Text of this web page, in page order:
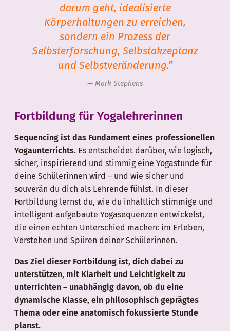
darum geht, idealisierte
Körperhaltungen zu erreichen,
sondern ein Prozess der
Selbsterforschung, Selbstakzeptanz
und Selbstveränderung.”
Mark Stephens
Fortbildung für Yogalehrerinnen
Sequencing ist das Fundament eines professionellen
Yogaunterrichts. Es entscheidet darüber, wie logisch,
sicher, inspirierend und stimmig eine Yogastunde für
deine Schülerinnen wird – und wie sicher und
souverän du dich als Lehrende fühlst. In dieser
Fortbildung lernst du, wie du inhaltlich stimmige und
intelligent aufgebaute Yogasequenzen entwickelst,
die einen echten Unterschied machen: im Erleben,
Verstehen und Spüren deiner Schülerinnen.
Das Ziel dieser Fortbildung ist, dich dabei zu
unterstützen, mit Klarheit und Leichtigkeit zu
unterrichten – unabhängig davon, ob du eine
dynamische Klasse, ein philosophisch geprägtes
Thema oder eine anatomisch fokussierte Stunde
planst.